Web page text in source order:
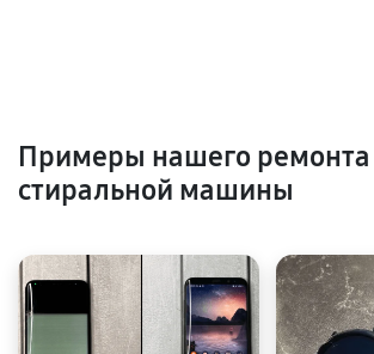
Примеры нашего ремонта
стиральной машины